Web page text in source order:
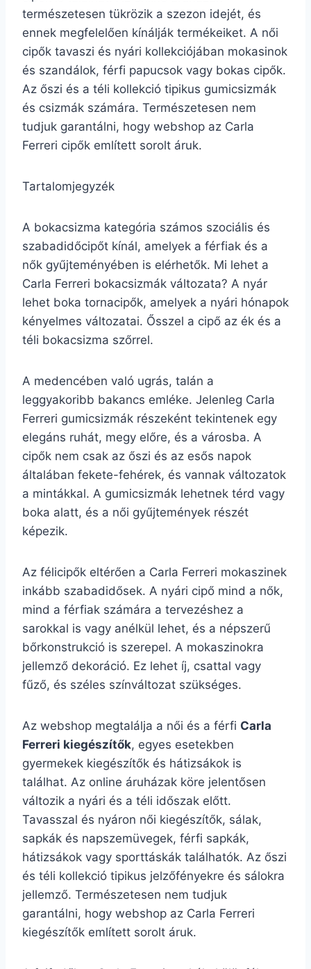
természetesen tükrözik a szezon idejét, és
ennek megfelelően kínálják termékeiket. A női
cipők tavaszi és nyári kollekciójában mokasinok
és szandálok, férfi papucsok vagy bokas cipők.
Az őszi és a téli kollekció tipikus gumicsizmák
és csizmák számára. Természetesen nem
tudjuk garantálni, hogy webshop az Carla
Ferreri cipők említett sorolt áruk.
Tartalomjegyzék
A bokacsizma kategória számos szociális és
szabadidőcipőt kínál, amelyek a férfiak és a
nők gyűjteményében is elérhetők. Mi lehet a
Carla Ferreri bokacsizmák változata? A nyár
lehet boka tornacipők, amelyek a nyári hónapok
kényelmes változatai. Ősszel a cipő az ék és a
téli bokacsizma szőrrel.
A medencében való ugrás, talán a
leggyakoribb bakancs emléke. Jelenleg Carla
Ferreri gumicsizmák részeként tekintenek egy
elegáns ruhát, megy előre, és a városba. A
cipők nem csak az őszi és az esős napok
általában fekete-fehérek, és vannak változatok
a mintákkal. A gumicsizmák lehetnek térd vagy
boka alatt, és a női gyűjtemények részét
képezik.
Az félicipők eltérően a Carla Ferreri mokaszinek
inkább szabadidősek. A nyári cipő mind a nők,
mind a férfiak számára a tervezéshez a
sarokkal is vagy anélkül lehet, és a népszerű
bőrkonstrukció is szerepel. A mokaszinokra
jellemző dekoráció. Ez lehet íj, csattal vagy
fűző, és széles színváltozat szükséges.
Az webshop megtalálja a női és a férfi Carla
Ferreri kiegészítők, egyes esetekben
gyermekek kiegészítők és hátizsákok is
találhat. Az online áruházak köre jelentősen
változik a nyári és a téli időszak előtt.
Tavasszal és nyáron női kiegészítők, sálak,
sapkák és napszemüvegek, férfi sapkák,
hátizsákok vagy sporttáskák találhatók. Az őszi
és téli kollekció tipikus jelzőfényekre és sálokra
jellemző. Természetesen nem tudjuk
garantálni, hogy webshop az Carla Ferreri
kiegészítők említett sorolt áruk.